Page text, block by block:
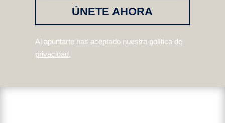
ÚNETE AHORA
Al apuntarte has aceptado nuestra política de
privacidad.